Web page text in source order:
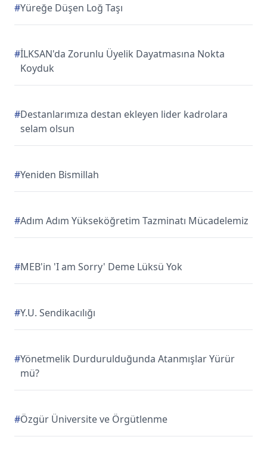
#Yüreğe Düşen Loğ Taşı
#İLKSAN'da Zorunlu Üyelik Dayatmasına Nokta
Koyduk
#Destanlarımıza destan ekleyen lider kadrolara
selam olsun
#Yeniden Bismillah
#Adım Adım Yükseköğretim Tazminatı Mücadelemiz
#MEB'in 'I am Sorry' Deme Lüksü Yok
#Y.U. Sendikacılığı
#Yönetmelik Durdurulduğunda Atanmışlar Yürür
mü?
#Özgür Üniversite ve Örgütlenme